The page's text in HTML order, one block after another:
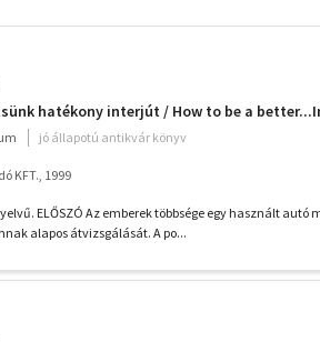
hatékony interjút / How to be a
jó állapotú antikvár könyv
KFT., 1999
ELŐSZÓ Az emberek többsége egy használt autó
alapos átvizsgálását. A po...